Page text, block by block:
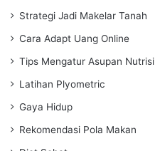
Strategi Jadi Makelar Tanah
Cara Adapt Uang Online
Tips Mengatur Asupan Nutrisi
Latihan Plyometric
Gaya Hidup
Rekomendasi Pola Makan